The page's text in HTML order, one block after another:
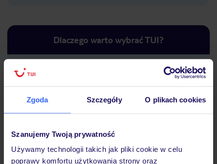
Zgoda Szczegóły O plikach cookies
Szanujemy Twoją prywatność
Używamy technologii takich jak pliki cookie w celu
poprawy komfortu użytkowania strony oraz
Dlaczego warto wybrać TUI?
podróży w Polsce